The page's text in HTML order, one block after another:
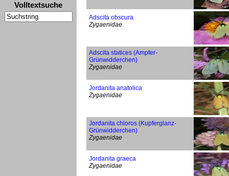
Volltextsuche
Adscita obscura
Zygaenidae
Adscita statices (Ampfer-
Grünwidderchen)
Zygaenidae
Jordanita anatolica
Zygaenidae
Jordanita chloros (Kupferglanz-
Grünwidderchen)
Zygaenidae
Jordanita graeca
Zygaenidae